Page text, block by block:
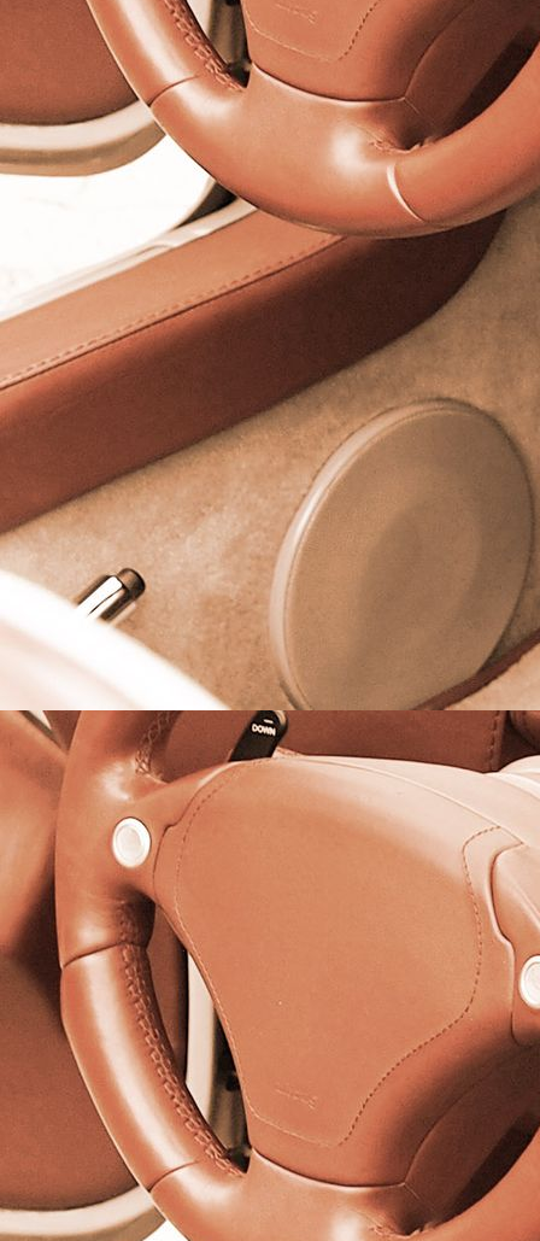
SATTLEREI SCUPIN IN SORAU
BELEGSCHAFT DER SATTLEREI SCUPIN IN SORAU